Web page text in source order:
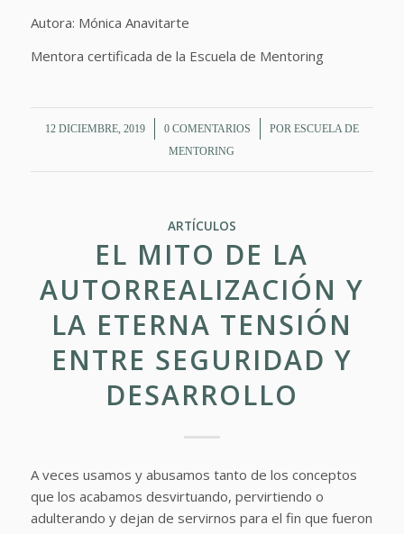
Autora: Mónica Anavitarte
Mentora certificada de la Escuela de Mentoring
12 DICIEMBRE, 2019
/ 0 COMENTARIOS
/ POR ESCUELA DE
MENTORING
ARTÍCULOS
EL MITO DE LA
AUTORREALIZACIÓN Y
LA ETERNA TENSIÓN
ENTRE SEGURIDAD Y
DESARROLLO
A veces usamos y abusamos tanto de los conceptos
que los acabamos desvirtuando, pervirtiendo o
adulterando y dejan de servirnos para el fin que fueron